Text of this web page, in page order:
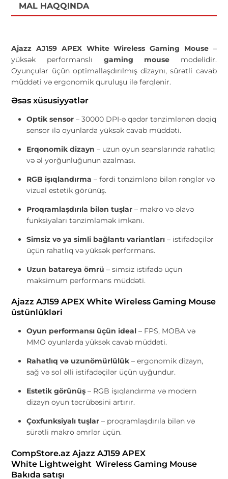
MAL HAQQINDA
Ajazz AJ159 APEX White Wireless Gaming Mouse–
yüksək performanslı gaming mouse modelidir.
Oyunçular üçün optimallaşdırılmış dizaynı, sürətli cavab
müddəti və ergonomik quruluşu ilə fərqlənir.
Əsas xüsusiyyətlər
Optik sensor – 30000 DPI-ə qədər tənzimlənən dəqiq
sensor ilə oyunlarda yüksək cavab müddəti.
Erqonomik dizayn – uzun oyun seanslarında rahatlıq
və əl yorğunluğunun azalması.
RGB işıqlandırma – fərdi tənzimlənə bilən rənglər və
vizual estetik görünüş.
Proqramlaşdırıla bilən tuşlar – makro və əlavə
funksiyaları tənzimləmək imkanı.
Simsiz və ya simli bağlantı variantları – istifadəçilər
üçün rahatlıq və yüksək performans.
Uzun batareya ömrü – simsiz istifadə üçün
maksimum performans müddəti.
Ajazz AJ159 APEX White Wireless Gaming Mouse
üstünlükləri
Oyun performansı üçün ideal – FPS, MOBA və
MMO oyunlarda yüksək cavab müddəti.
Rahatlıq və uzunömürlülük – ergonomik dizayn,
sağ və sol əlli istifadəçilər üçün uyğundur.
Estetik görünüş – RGB işıqlandırma və modern
dizayn oyun təcrübəsini artırır.
Çoxfunksiyalı tuşlar – proqramlaşdırıla bilən və
sürətli makro əmrlər üçün.
CompStore.az Ajazz AJ159 APEX
White Lightweight Wireless Gaming Mouse
Bakıda satışı